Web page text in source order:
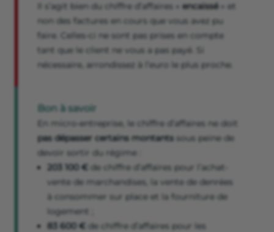
Il s’agit bien du chiffre d’affaires « encaissé » et
non des factures en cours que vous avez pu
faire. Celles-ci ne sont pas prises en compte
tant que le client ne vous a pas payé. Si
nécessaire, arrondissez à l’euro le plus proche.
Bon à savoir
En micro-entreprise, le chiffre d’affaires ne doit
pas dépasser certains montants sous peine de
devoir sortir du régime :
203 100 € de chiffre d’affaires pour l’achat-
vente de marchandises, la vente de denrées
à consommer sur place et la fourniture de
logement ;
83 600 € de chiffre d’affaires pour les